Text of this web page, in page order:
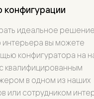
конфигурации
идеальное
интерьера вы можете
конфигуратора на
квалифицированным
в одном из наших
или сотрудником